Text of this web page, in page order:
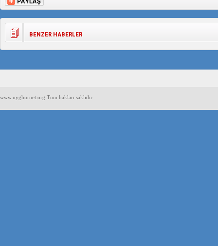
BENZER HABERLER
www.uyghurnet.org Tüm hakları saklıdır